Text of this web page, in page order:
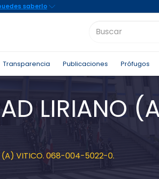
Transparencia Publicaciones Prófugos
LIRIANO
(A) VITICO. 068-004-5022-0.